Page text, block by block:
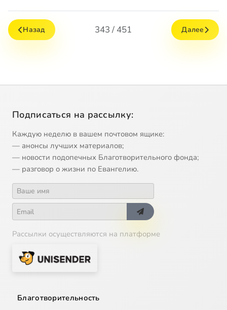
Назад 343 / 451 Далее
Подписаться на рассылку:
Каждую неделю в вашем почтовом ящике:
— анонсы лучших материалов;
— новости подопечных Благотворительного фонда;
— разговор о жизни по Евангелию.
Рассылки осуществляются на платформе
Благотворительность